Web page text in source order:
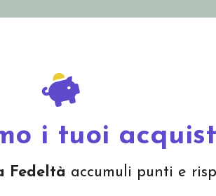
i tuoi
Fedeltà accumuli punti e
Offerte
kg) - 132 pezzi
1 (2-4